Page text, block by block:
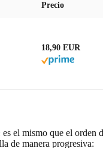
Precio
18,90 EUR
es el mismo que el orden
de manera progresiva: